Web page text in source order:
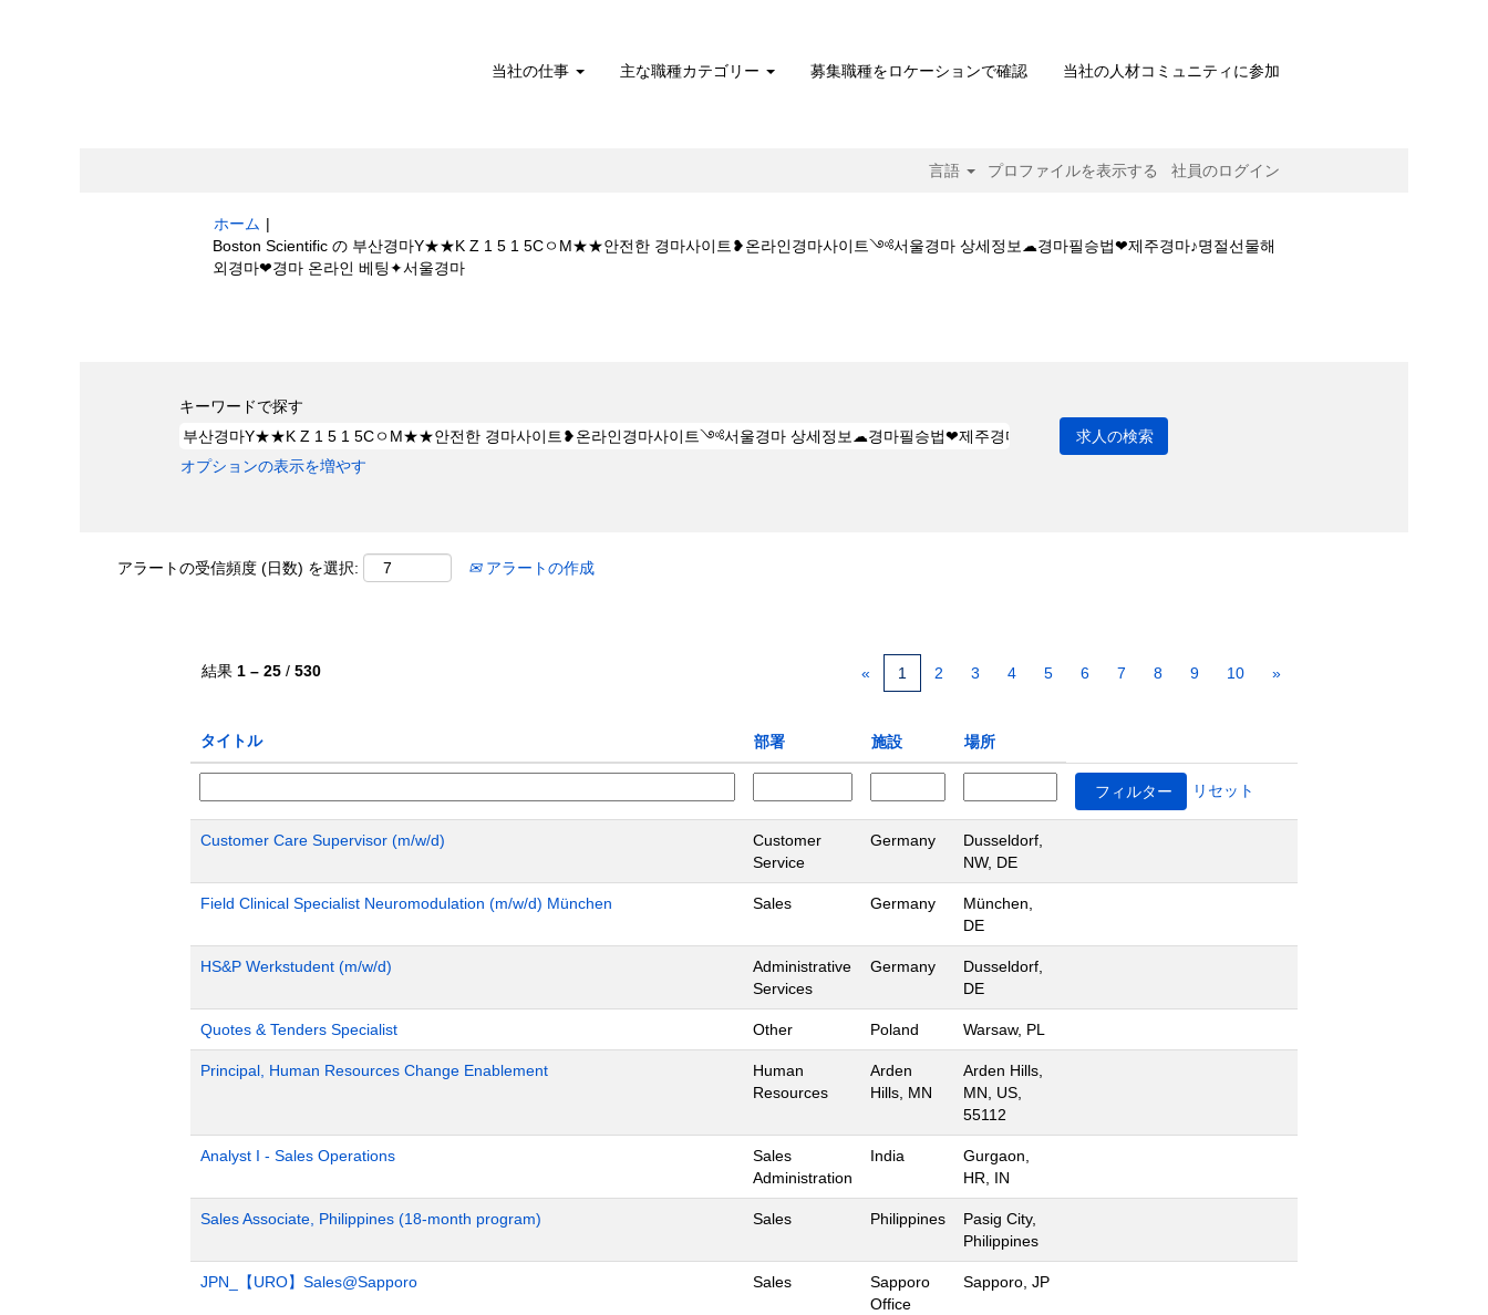
当社の仕事 主な職種カテゴリー 募集職種をロケーションで確認 当社の人材コミュニティに参加
言語 プロファイルを表示する 社員のログイン
ホーム |
Boston Scientific の 부산경마Y★★K Z 1 5 1 5CㅇM★★안전한 경마사이트❥온라인경마사이트༺서울경마 상세정보☁경마필승법❤제주경마♪명절선물해
외경마❤경마 온라인 베팅✦서울경마(現
キーワードで探す
オプションの表示を増やす
アラートの受信頻度 (日数) を選択: アラートの作成
結果 1 – 25 / 530 « 1 2 3 4 5 6 7 8 9 10 »
タイトル 部署 施設 場所
リセット
Customer Care Supervisor (m/w/d)
Customer
Service
Germany
Dusseldorf,
NW, DE
Field Clinical Specialist Neuromodulation (m/w/d) München Sales Germany
München,
DE
HS&P Werkstudent (m/w/d)
Administrative
Services
Germany
Dusseldorf,
DE
Quotes & Tenders Specialist Other Poland Warsaw, PL
Principal, Human Resources Change Enablement
Human
Resources
Arden
Hills, MN
Arden Hills,
MN, US,
55112
Analyst I - Sales Operations
Sales
Administration
India
Gurgaon,
HR, IN
Sales Associate, Philippines (18-month program) Sales Philippines
Pasig City,
Philippines
JPN_【URO】Sales@Sapporo Sales
Sapporo
Office
Sapporo, JP